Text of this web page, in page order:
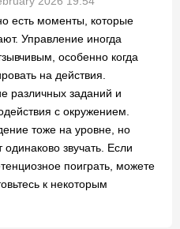
есть моменты, которые
Управление иногда
особенно когда
на действия.
различных заданий и
с окружением.
тоже на уровне, но
звучать. Если
поиграть, можете
к некоторым